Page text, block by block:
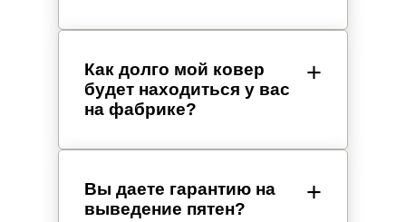
Как долго мой ковер
будет находиться у вас
на фабрике?
Вы даете гарантию на
выведение пятен?